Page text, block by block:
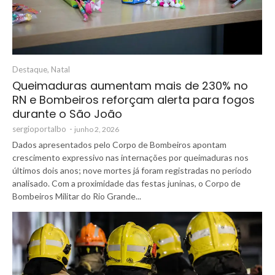
Destaque, Natal
Queimaduras aumentam mais de 230% no
RN e Bombeiros reforçam alerta para fogos
durante o São João
sergioportalbo - junho 2, 2026
Dados apresentados pelo Corpo de Bombeiros apontam
crescimento expressivo nas internações por queimaduras nos
últimos dois anos; nove mortes já foram registradas no período
analisado. Com a proximidade das festas juninas, o Corpo de
Bombeiros Militar do Rio Grande...